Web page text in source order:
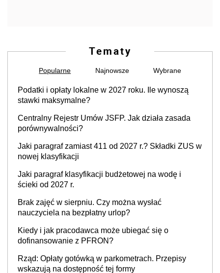
Tematy
Popularne Najnowsze Wybrane
Podatki i opłaty lokalne w 2027 roku. Ile wynoszą
stawki maksymalne?
Centralny Rejestr Umów JSFP. Jak działa zasada
porównywalności?
Jaki paragraf zamiast 411 od 2027 r.? Składki ZUS w
nowej klasyfikacji
Jaki paragraf klasyfikacji budżetowej na wodę i
ścieki od 2027 r.
Brak zajęć w sierpniu. Czy można wysłać
nauczyciela na bezpłatny urlop?
Kiedy i jak pracodawca może ubiegać się o
dofinansowanie z PFRON?
Rząd: Opłaty gotówką w parkometrach. Przepisy
wskazują na dostępność tej formy